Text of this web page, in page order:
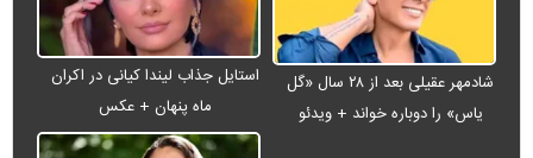
شادمهر عقیلی بعد از ۲۸ سال «گل
یاس» را دوباره خواند + ویدئو
استایل جذاب لیندا کیانی در اکران
ماه پنهان + عکس